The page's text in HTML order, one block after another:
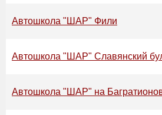
Автошкола "ШАР" Фили
Автошкола "ШАР" Славянский
Автошкола "ШАР" на